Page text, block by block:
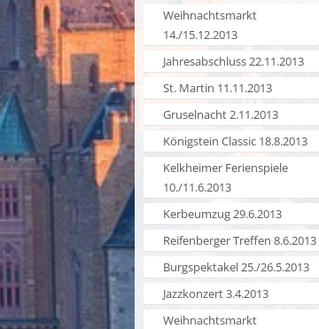
Weihnachtsmarkt
14./15.12.2013
Jahresabschluss 22.11.2013
St. Martin 11.11.2013
Gruselnacht 2.11.2013
Königstein Classic 18.8.2013
Kelkheimer Ferienspiele
10./11.6.2013
Kerbeumzug 29.6.2013
Reifenberger Treffen 8.6.2013
Burgspektakel 25./26.5.2013
Jazzkonzert 3.4.2013
Weihnachtsmarkt